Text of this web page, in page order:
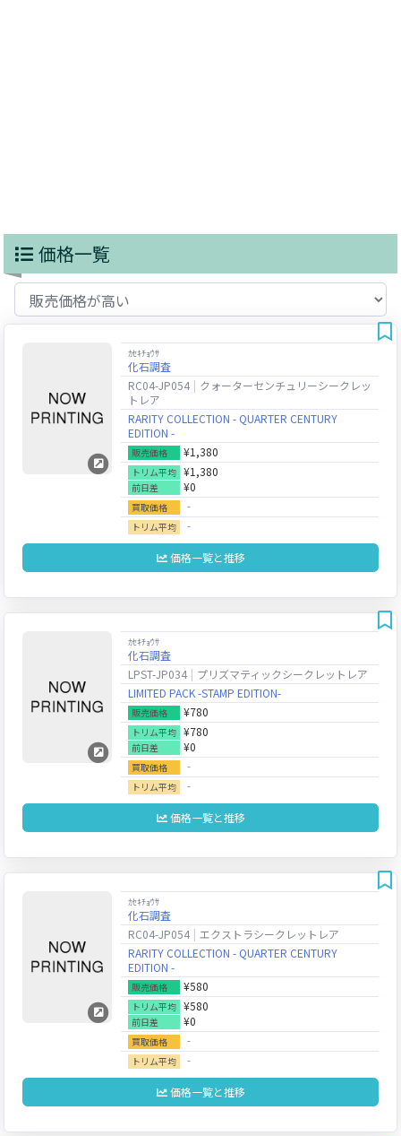
価格一覧
ｶｾｷﾁｮｳｻ
化石調査
RC04-JP054
クォーターセンチュリーシークレッ
トレア
RARITY COLLECTION - QUARTER CENTURY
EDITION -
販売価格 ¥1,380
トリム平均 ¥1,380
前日差 ¥0
買取価格 ‐
トリム平均 ‐
価格一覧と推移
ｶｾｷﾁｮｳｻ
化石調査
LPST-JP034
プリズマティックシークレットレア
LIMITED PACK -STAMP EDITION-
販売価格 ¥780
トリム平均 ¥780
前日差 ¥0
買取価格 ‐
トリム平均 ‐
価格一覧と推移
ｶｾｷﾁｮｳｻ
化石調査
RC04-JP054
エクストラシークレットレア
RARITY COLLECTION - QUARTER CENTURY
EDITION -
販売価格 ¥580
トリム平均 ¥580
前日差 ¥0
買取価格 ‐
トリム平均 ‐
価格一覧と推移